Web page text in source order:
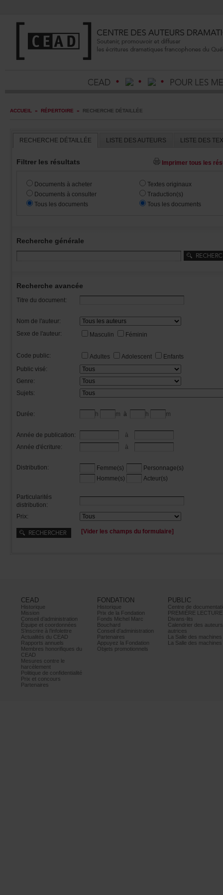
ACCUEIL » RÉPERTOIRE » RECHERCHEDÉTAILLÉE
RECHERCHEDÉTAILLÉE LISTEDESAUTEURS
Filtrerlesrésultats
Documentsàacheter
Documentsàconsulter
Touslesdocuments
Textesoriginaux
Traduction(s)
Touslesdocuments
Recherchegénérale
Rechercheavancée
Titredudocument:
Nomdel'auteur:
Sexedel'auteur:
Masculin Féminin
Codepublic: Adultes Adolescent
Enfants
Publicvisé:
Genre:
Sujets:
Durée: h m à h m
Annéedepublication:
à
Annéed'écriture:
à
Distribution: Femme(s)
Personnage(s)
Homme(s)
Acteur(s)
Particularités
distribution:
Prix:
[Viderleschampsduformulaire]
CEAD
Historique
Mission
Conseild’administration
Équipeetcoordonnées
S’inscrireàl’infolettre
ActualitésduCEAD
Rapportsannuels
Membreshonorifiquesdu
CEAD
Mesurescontrele
harcèlement
Politiquedeconfidentialité
Prixetconcours
Partenaires
FONDATION
Historique
PrixdelaFondation
FondsMichelMarc
Bouchard
Conseild’administration
Partenaires
AppuyezlaFondation
Objetspromotionnels
PUBLIC
PREMIÈRELECTURE
Divans-lits
autrices